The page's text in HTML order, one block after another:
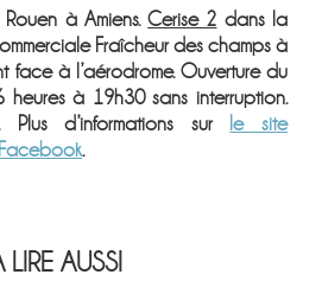
à Amiens.Cerise 2 dans la
Fraîcheur des champs à
face à l’aérodrome. Ouverture du
heuresà 19h30sans interruption.
Plus d’informations sur
le site
.
LIRE AUSSI